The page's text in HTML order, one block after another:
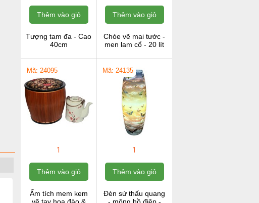
Thêm vào giỏ
Tượng tam đa - Cao
40cm
Thêm vào giỏ
Chóe vẽ mai tước -
men lam cổ - 20 lít
Mã: 24095
1
Thêm vào giỏ
Ấm tích mem kem
Mã: 24135
1
Thêm vào giỏ
Đèn sứ thấu quang